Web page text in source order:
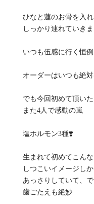
ひなと蓮のお骨を入
しっかり連れていき
いつも伍感に行く恒
オーダーはいつも絶
でも今回初めて頂い
また4人で感動の嵐
塩ホルモン3種❣️
生まれて初めてこん
しつこいイメージし
あっさりしていて、
歯ごたえも絶妙